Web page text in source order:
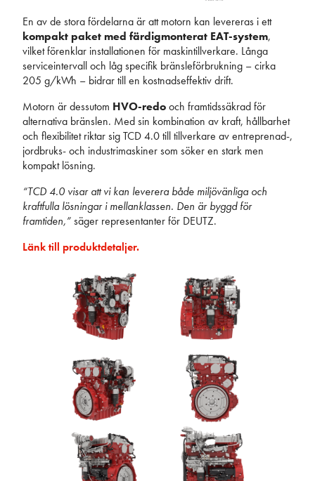
En av de stora fördelarna är att motorn kan levereras i ett
kompakt paket med färdigmonterat EAT-system,
vilket förenklar installationen för maskintillverkare. Långa
serviceintervall och låg specifik bränsleförbrukning – cirka
205 g/kWh – bidrar till en kostnadseffektiv drift.
Motorn är dessutom HVO-redooch framtidssäkrad för
alternativa bränslen. Med sin kombination av kraft, hållbarhet
och flexibilitet riktar sig TCD 4.0 till tillverkare av entreprenad-,
jordbruks- och industrimaskiner som söker en stark men
kompakt lösning.
“TCD 4.0 visar att vi kan leverera både miljövänliga och
kraftfulla lösningar i mellanklassen. Den är byggd för
framtiden,”säger representanter för DEUTZ.
Länk till produktdetaljer.